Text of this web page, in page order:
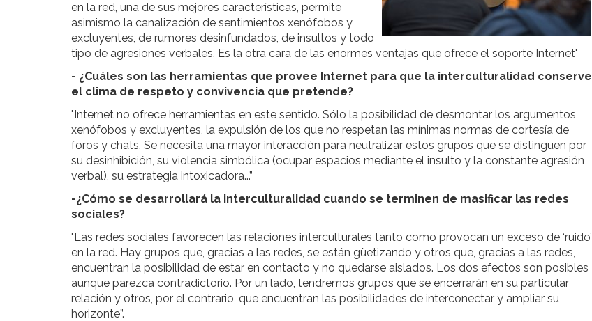
en la red, una de sus mejores características, permite
asimismo la canalización de sentimientos xenófobos y
excluyentes, de rumores desinfundados, de insultos y todo
tipo de agresiones verbales. Es la otra cara de las enormes ventajas que ofrece el soporte Internet"
- ¿Cuáles son las herramientas que provee Internet para que la interculturalidad conserve
el clima de respeto y convivencia que pretende?
"Internet no ofrece herramientas en este sentido. Sólo la posibilidad de desmontar los argumentos
xenófobos y excluyentes, la expulsión de los que no respetan las mínimas normas de cortesía de
foros y chats. Se necesita una mayor interacción para neutralizar estos grupos que se distinguen por
su desinhibición, su violencia simbólica (ocupar espacios mediante el insulto y la constante agresión
verbal), su estrategia intoxicadora...”
-¿Cómo se desarrollará la interculturalidad cuando se terminen de masificar las redes
sociales?
"Las redes sociales favorecen las relaciones interculturales tanto como provocan un exceso de ‘ruido’
en la red. Hay grupos que, gracias a las redes, se están güetizando y otros que, gracias a las redes,
encuentran la posibilidad de estar en contacto y no quedarse aislados. Los dos efectos son posibles
aunque parezca contradictorio. Por un lado, tendremos grupos que se encerrarán en su particular
relación y otros, por el contrario, que encuentran las posibilidades de interconectar y ampliar su
horizonte”.